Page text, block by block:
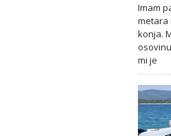
Imam
metara
konja.
mi je